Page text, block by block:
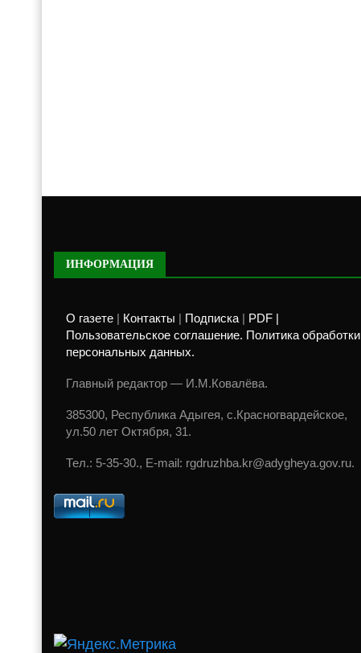
ИНФОРМАЦИЯ
О газете Контакты Подписка
PDF |
Пользовательское соглашение. Политика обработки
персональных данных.
Главный редактор — И.М.Ковалёва.
385300, Республика Адыгея, с.Красногвардейское,
ул.50 лет Октября, 31.
Тел.: 5-35-30., E-mail: rgdruzhba.kr@adygheya.gov.ru.